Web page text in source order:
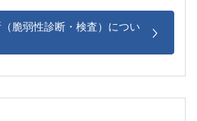
脆弱性診断・検査）につい